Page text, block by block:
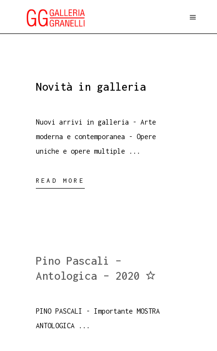
Novità in galleria
Nuovi arrivi in galleria - Arte
moderna e contemporanea - Opere
uniche e opere multiple
READ MORE
Pino Pascali –
Antologica – 2020
PINO PASCALI - Importante MOSTRA
ANTOLOGICA